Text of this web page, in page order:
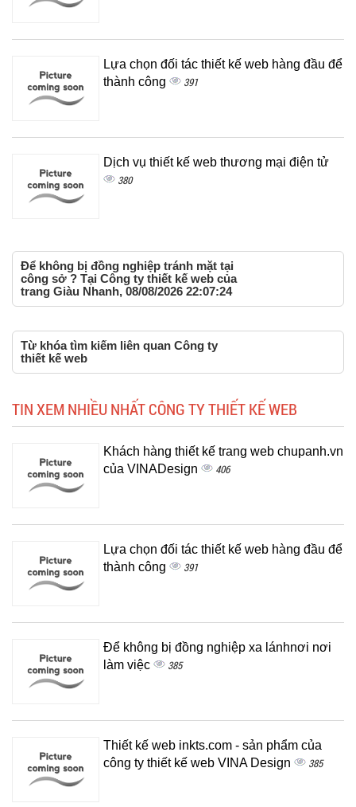
Lựa chọn đối tác thiết kế web hàng đầu để
thành công
391
Dịch vụ thiết kế web thương mại điện tử
380
Để không bị đồng nghiệp tránh mặt tại
công sở ? Tại Công ty thiết kế web của
trang Giàu Nhanh, 08/08/2026 22:07:24
Từ khóa tìm kiếm liên quan Công ty
thiết kế web
TIN XEM NHIỀU NHẤT CÔNG TY THIẾT KẾ WEB
Khách hàng thiết kế trang web chupanh.vn
của VINADesign
406
Lựa chọn đối tác thiết kế web hàng đầu để
thành công
391
Để không bị đồng nghiệp xa lánhnơi nơi
làm việc
385
Thiết kế web inkts.com - sản phẩm của
công ty thiết kế web VINA Design
385